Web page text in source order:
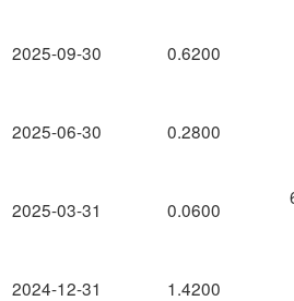
2025-09-30
2025-06-30
2025-03-31
2024-12-31
0.6200
0.2800
0.0600
1.4200